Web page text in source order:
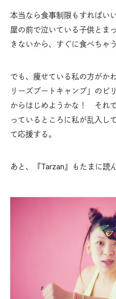
本当なら食事制限もすればい
屋の前で泣いている子供とま
きないから、すぐに食べちゃう
でも、痩せている私の方がか
リーズブートキャンプ」のビ
からはじめようかな！ それ
っているところに私が乱入し
て応援する。
あと、『Tarzan』もたまに読